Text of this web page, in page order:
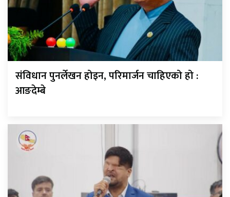
संविधान पुनर्लेखन होइन, परिमार्जन चाहिएको हो :
आङदेम्बे